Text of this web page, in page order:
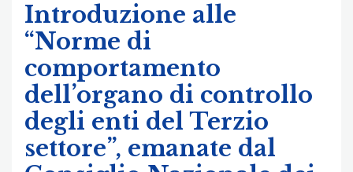
Introduzione alle
“Norme di
comportamento
dell’organo di controllo
degli enti del Terzio
settore”, emanate dal